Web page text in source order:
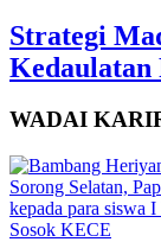
Strategi
Kedaulatan
WADAI
Sosok KECE